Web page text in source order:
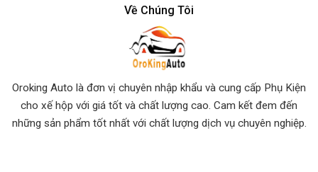
Về Chúng Tôi
Oroking Auto là đơn vị chuyên nhập khẩu và cung cấp Phụ Kiện
cho xế hộp với giá tốt và chất lượng cao. Cam kết đem đến
những sản phẩm tốt nhất với chất lượng dịch vụ chuyên nghiệp.